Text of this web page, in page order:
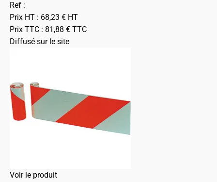
Ref :
Prix HT : 68,23 € HT
Prix TTC : 81,88 € TTC
Diffusé sur le site
Voir le produit